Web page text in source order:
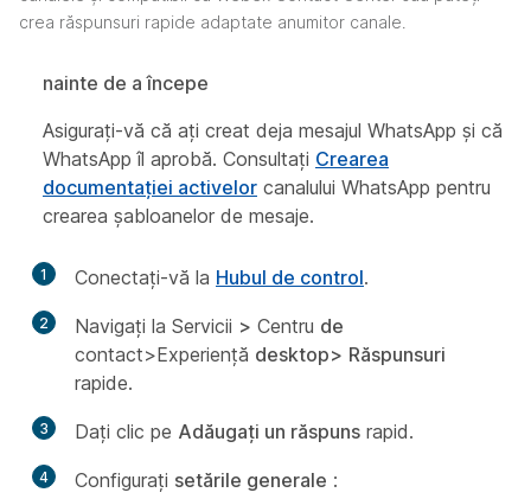
crea răspunsuri rapide adaptate anumitor canale.
nainte de a începe
Asigurați-vă că ați creat deja mesajul WhatsApp și că
WhatsApp îl aprobă. Consultați Crearea
documentației activelor canalului WhatsApp pentru
crearea șabloanelor de mesaje.
1 Conectați-vă la Hubul de control.
2 Navigați la Servicii > Centru de
contact>Experiență desktop> Răspunsuri
rapide.
3 Dați clic pe Adăugați un răspuns rapid.
4 Configurați setările generale :